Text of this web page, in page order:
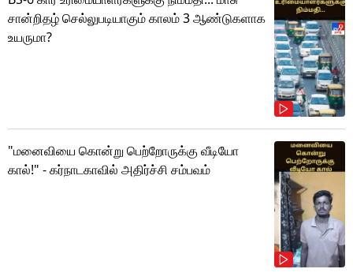
சான்றிதழ் செல்லுபடியாகும் காலம் 3 ஆண்டுகளாக
உயருமா?
"மனைவியை கொன்று பெற்றோருக்கு வீடியோ
கால்!" - கர்நாடகாவில் அதிர்ச்சி சம்பவம்